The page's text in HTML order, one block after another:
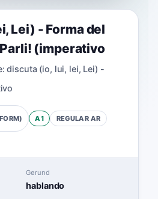
Lei) - Forma del
Parli! (imperativo
discuta (io, lui, lei, Lei) -
A1 REGULAR AR
Gerund
hablando